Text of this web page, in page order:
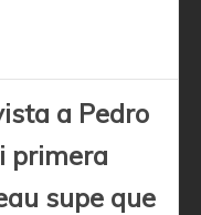
a Pedro
primera
supe que